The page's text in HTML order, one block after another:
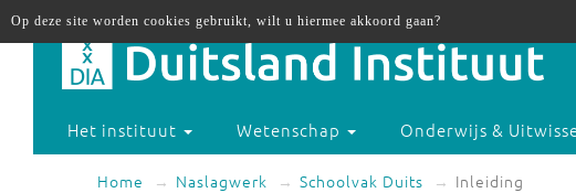
Het instituut Wetenschap Onderwijs &
Home Naslagwerk Schoolvak Duits Inleiding
Op deze site worden cookies gebruikt, wilt u hiermee akkoord gaan?